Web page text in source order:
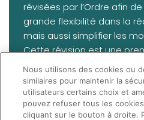
révisées par l’Ordre afin
grande flexibilité dans la
mais aussi simplifier les
Cette révision est une
2024 puisque l’Ordre désire
significativement ces
suite à l’adoption d’un
formation continue.
Nous utilisons des cookies ou
similaires pour maintenir la
utilisateurs certains choix et
pouvez refuser tous les
cliquant sur le bouton à droite.